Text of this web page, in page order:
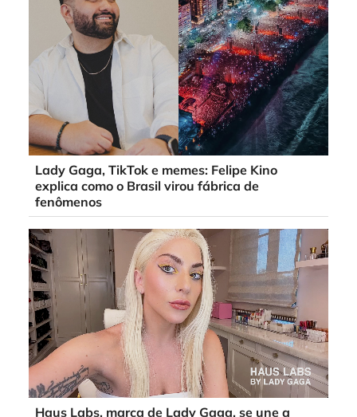
Lady Gaga, TikTok e memes: Felipe Kino
explica como o Brasil virou fábrica de
fenômenos
Haus Labs, marca de Lady Gaga, se une a